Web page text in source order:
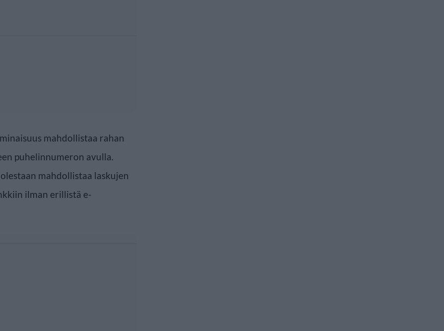
mahdollistaa rahan
puhelinnumeron avulla.
mahdollistaa laskujen
ilman erillistä e-